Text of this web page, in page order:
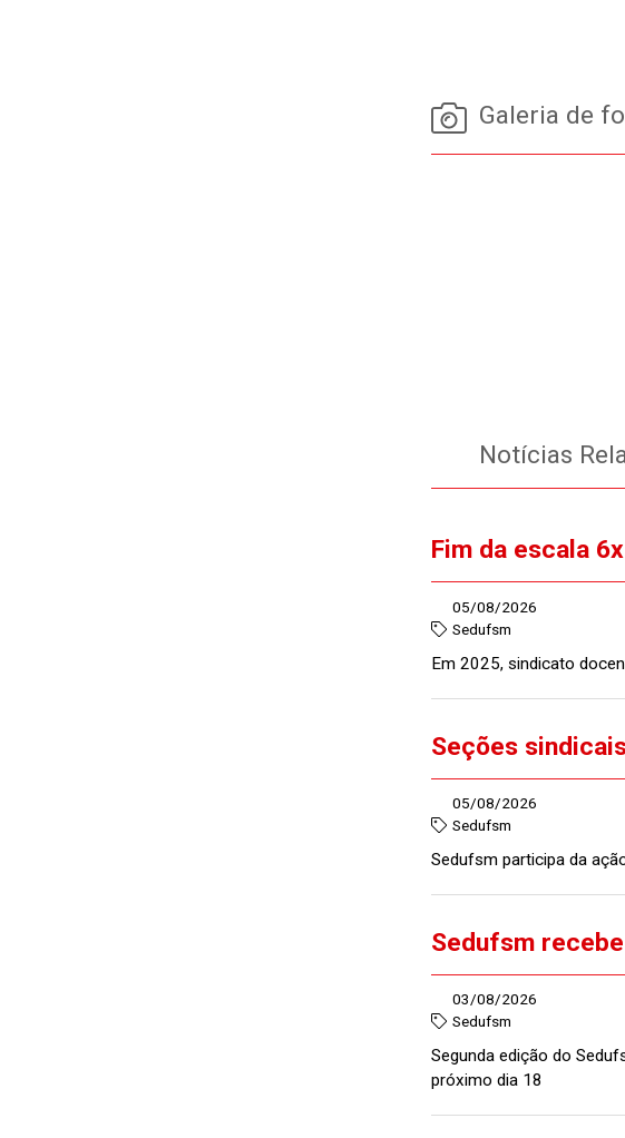
Galeria de
Notícias
Fim da escala
05/08/2026
Sedufsm
Em 2025, sindicato
Seções
05/08/2026
Sedufsm
Sedufsm participa da
Sedufsm
03/08/2026
Sedufsm
Segunda edição do
próximo dia 18